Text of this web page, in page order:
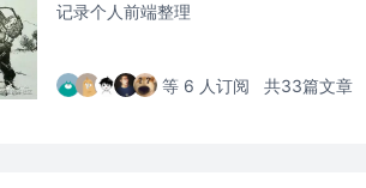
记录个人前端整理
等 6 人订阅 共33篇文章